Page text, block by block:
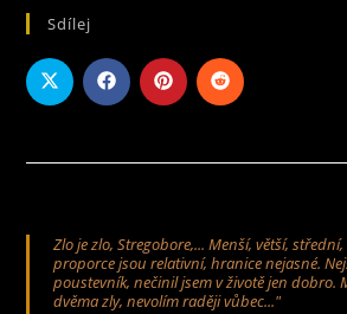
Sdílej
Zlo je zlo, Stregobore,... Menší, větší,
proporce jsou relativní, hranice nejasné.
poustevník, nečinil jsem v životě jen dobro.
dvěma zly, nevolím raději vůbec..."